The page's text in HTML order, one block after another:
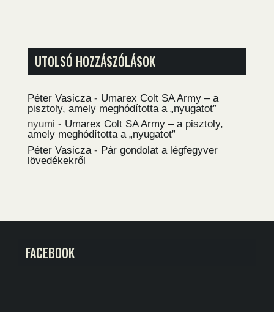
UTOLSÓ HOZZÁSZÓLÁSOK
Péter Vasicza - Umarex Colt SA Army – a
pisztoly, amely meghódította a „nyugatot”
nyumi - Umarex Colt SA Army – a pisztoly,
amely meghódította a „nyugatot”
Péter Vasicza - Pár gondolat a légfegyver
lövedékekről
FACEBOOK